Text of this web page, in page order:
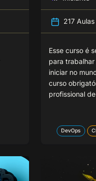
217 Aulas
Esse curso é
para
iniciar no
curso
profissional
DevOps